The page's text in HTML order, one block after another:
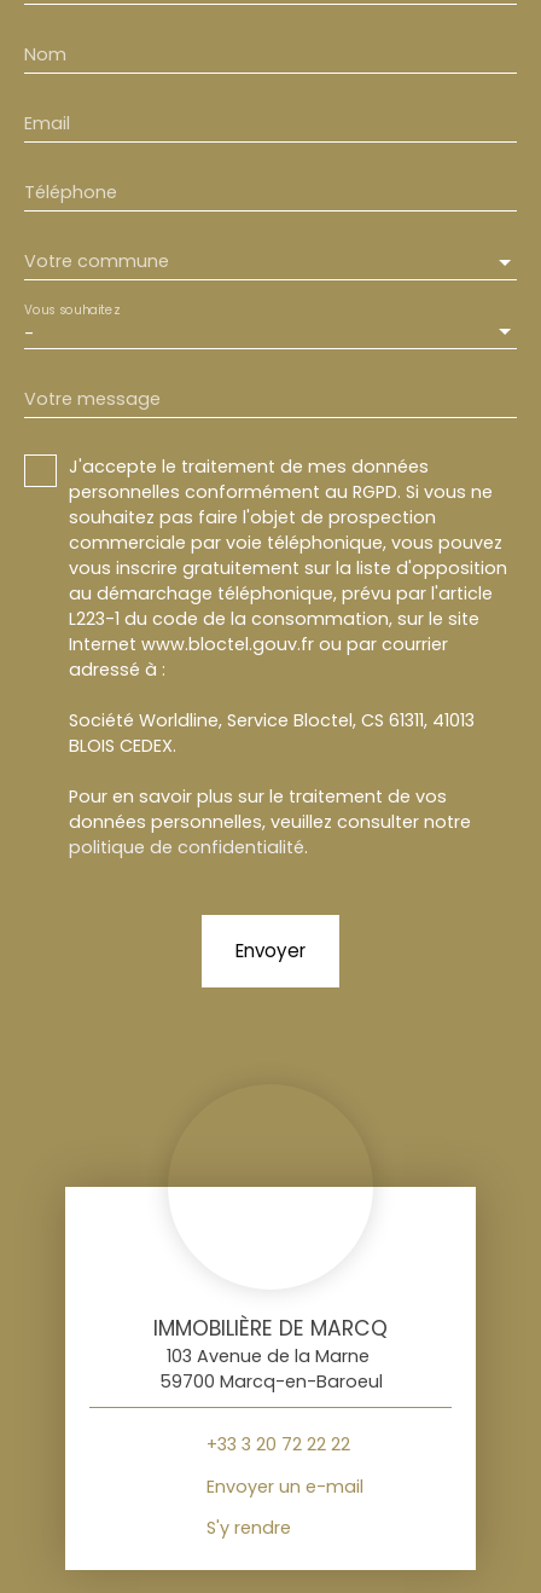
Nom
Email
Téléphone
Votre commune
-
Vous souhaitez
Votre message
J'accepte le traitement de mes données
personnelles conformément au RGPD. Si vous ne
souhaitez pas faire l'objet de prospection
commerciale par voie téléphonique, vous pouvez
vous inscrire gratuitement sur la liste d'opposition
au démarchage téléphonique, prévu par l'article
L223-1 du code de la consommation, sur le site
Internet www.bloctel.gouv.fr ou par courrier
adressé à :
Société Worldline, Service Bloctel, CS 61311, 41013
BLOIS CEDEX.
Pour en savoir plus sur le traitement de vos
données personnelles, veuillez consulter notre
politique de confidentialité.
Envoyer
IMMOBILIÈRE DE MARCQ
103 Avenue de la Marne
59700 Marcq-en-Baroeul
+33 3 20 72 22 22
Envoyer un e-mail
S'y rendre